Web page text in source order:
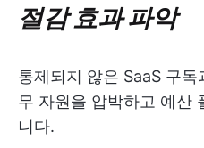
절감 효과 파악
통제되지 않은 SaaS 구
무 자원을 압박하고 예산
니다.